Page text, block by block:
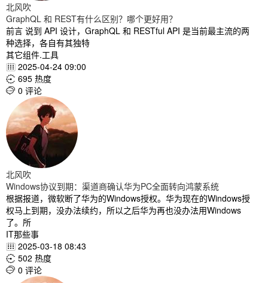
北风吹
GraphQL 和 REST有什么区别？哪个更好用？
前言 说到 API 设计，GraphQL 和 RESTful API 是当前最主流的两
种选择，各自有其独特
其它组件.工具
 2025-04-24 09:00
 695 热度
 0 评论
北风吹
Windows协议到期：渠道商确认华为PC全面转向鸿蒙系统
根据报道，微软断了华为的Windows授权。华为现在的Windows授
权马上到期，没办法续约，所以之后华为再也没办法用Windows
了。所
IT那些事
 2025-03-18 08:43
 502 热度
 0 评论